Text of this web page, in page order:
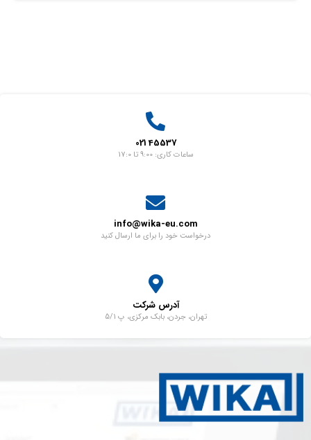
45537 021
ساعات کاری: 9:00 تا 17:0
info@wika-eu.com
درخواست خود را برای ما ارسال کنید
آدرس شرکت
تهران، جردن، بابک مرکزی، پ 5/1